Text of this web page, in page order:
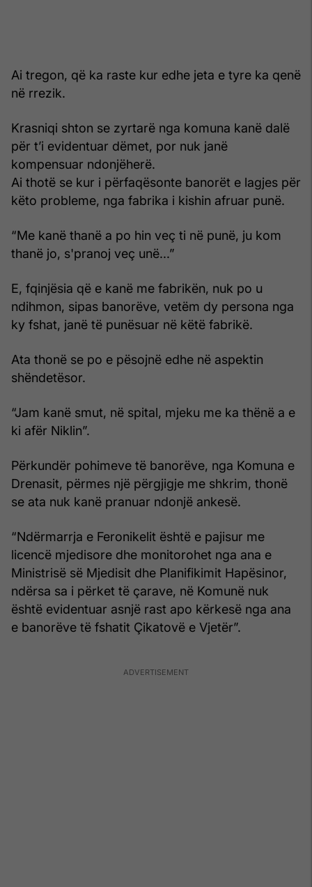
Ai tregon, që ka raste kur edhe jeta e tyre ka qenë
në rrezik.
Krasniqi shton se zyrtarë nga komuna kanë dalë
për t’i evidentuar dëmet, por nuk janë
kompensuar ndonjëherë.
Ai thotë se kur i përfaqësonte banorët e lagjes për
këto probleme, nga fabrika i kishin afruar punë.
“Me kanë thanë a po hin veç ti në punë, ju kom
thanë jo, s'pranoj veç unë...”
E, fqinjësia që e kanë me fabrikën, nuk po u
ndihmon, sipas banorëve, vetëm dy persona nga
ky fshat, janë të punësuar në këtë fabrikë.
Ata thonë se po e pësojnë edhe në aspektin
shëndetësor.
“Jam kanë smut, në spital, mjeku me ka thënë a e
ki afër Niklin”.
Përkundër pohimeve të banorëve, nga Komuna e
Drenasit, përmes një përgjigje me shkrim, thonë
se ata nuk kanë pranuar ndonjë ankesë.
“Ndërmarrja e Feronikelit është e pajisur me
licencë mjedisore dhe monitorohet nga ana e
Ministrisë së Mjedisit dhe Planifikimit Hapësinor,
ndërsa sa i përket të çarave, në Komunë nuk
është evidentuar asnjë rast apo kërkesë nga ana
e banorëve të fshatit Çikatovë e Vjetër”.